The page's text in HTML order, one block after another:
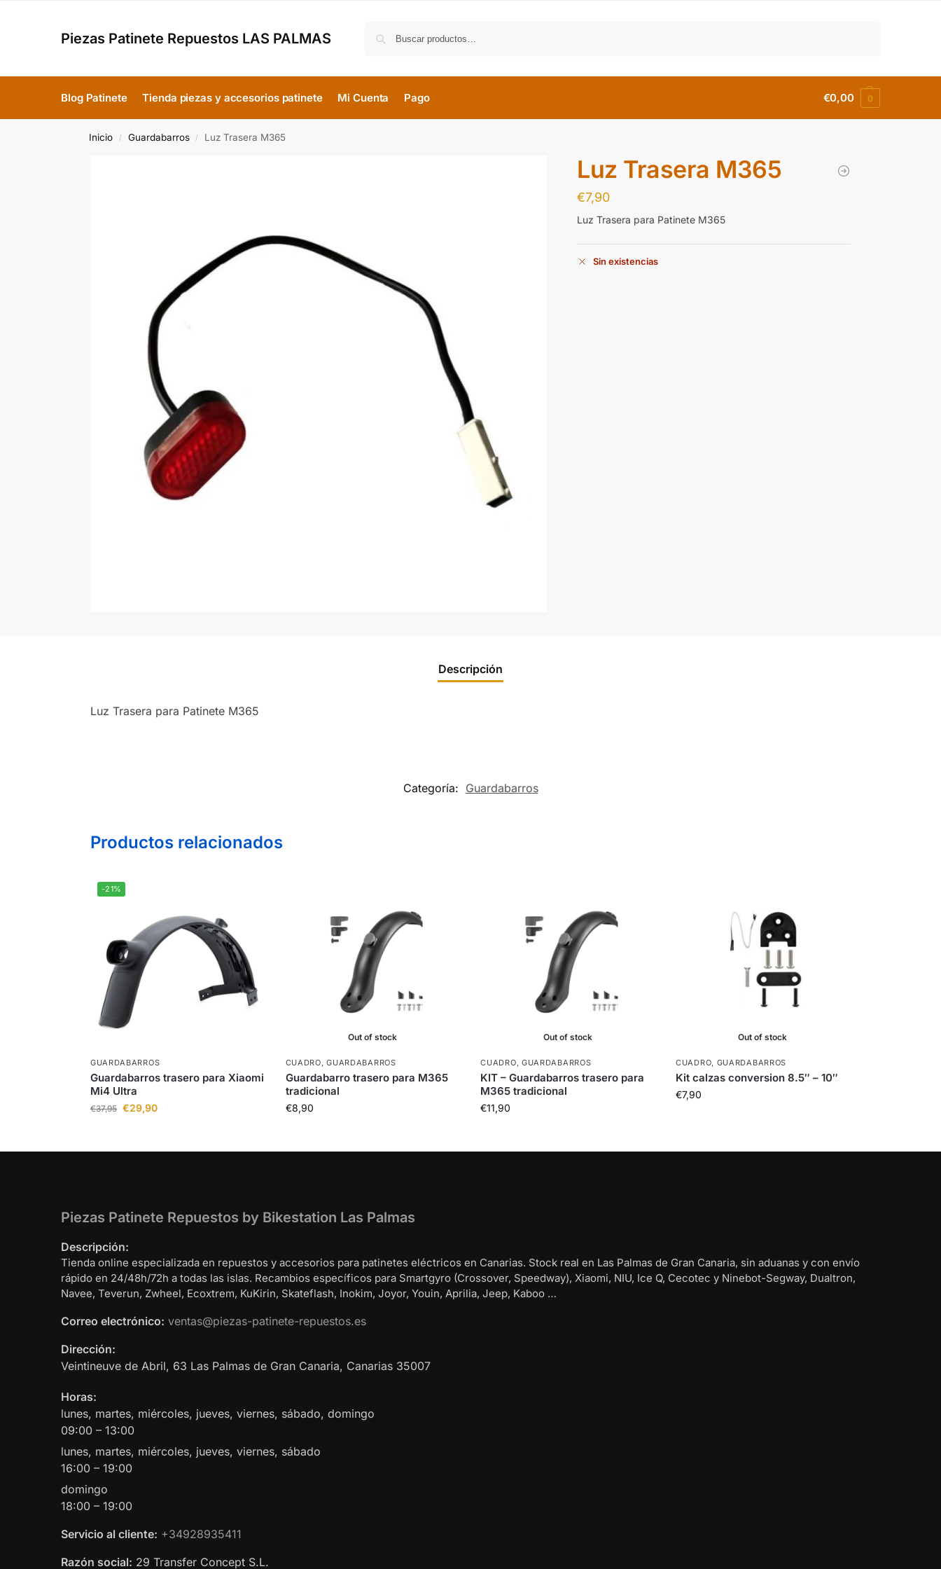
Piezas Patinete Repuestos LAS PALMAS
Blog Patinete Tienda piezas y accesorios patinete Mi Cuenta Pago €0,00 0
Inicio / Guardabarros / Luz Trasera M365
Luz Trasera M365
€7,90
Luz Trasera para Patinete M365
Sin existencias
Descripción
Luz Trasera para Patinete M365
Categoría: Guardabarros
Productos relacionados
-21%
GUARDABARROS
Guardabarros trasero para Xiaomi
Mi4 Ultra
€37,95 €29,90
Out of stock
CUADRO,GUARDABARROS
Guardabarro trasero para M365
tradicional
€8,90
Out of stock
CUADRO, GUARDABARROS
KIT – Guardabarros trasero para
M365 tradicional
€11,90
Out of stock
CUADRO, GUARDABARROS
Kit calzas conversion 8.5″ – 10″
€7,90
Piezas Patinete Repuestos by Bikestation Las Palmas
Descripción:
Tienda online especializada en repuestos y accesorios para patinetes eléctricos en Canarias. Stock real en Las Palmas de Gran Canaria, sin aduanas y con envío
rápido en 24/48h/72h a todas las islas. Recambios específicos para Smartgyro (Crossover, Speedway), Xiaomi, NIU, Ice Q, Cecotec y Ninebot-Segway, Dualtron,
Navee, Teverun, Zwheel, Ecoxtrem, KuKirin, Skateflash, Inokim, Joyor, Youin, Aprilia, Jeep, Kaboo …
Correo electrónico: ventas@piezas-patinete-repuestos.es
Dirección:
Veintineuve de Abril, 63 Las Palmas de Gran Canaria, Canarias 35007
Horas:
lunes, martes, miércoles, jueves, viernes, sábado, domingo
09:00 – 13:00
lunes, martes, miércoles, jueves, viernes, sábado
16:00 – 19:00
domingo
18:00 – 19:00
Servicio al cliente: +34928935411
Razón social: 29 Transfer Concept S.L.